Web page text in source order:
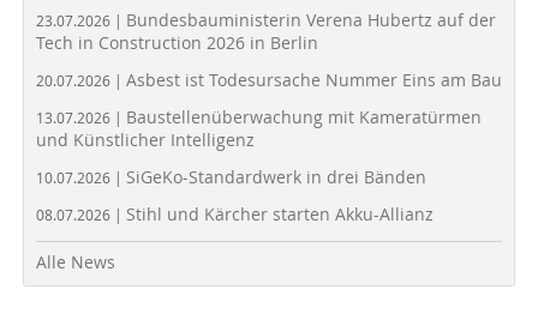
23.07.2026 | Bundesbauministerin Verena Hubertz auf der
Tech in Construction 2026 in Berlin
20.07.2026 | Asbest ist Todesursache Nummer Eins am Bau
13.07.2026 | Baustellenüberwachung mit Kameratürmen
und Künstlicher Intelligenz
10.07.2026 | SiGeKo-Standardwerk in drei Bänden
08.07.2026 | Stihl und Kärcher starten Akku-Allianz
Alle News